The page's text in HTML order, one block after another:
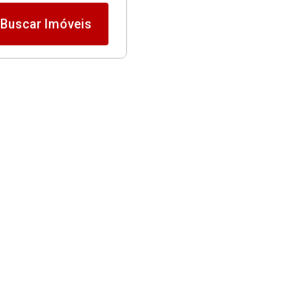
Buscar Imóveis